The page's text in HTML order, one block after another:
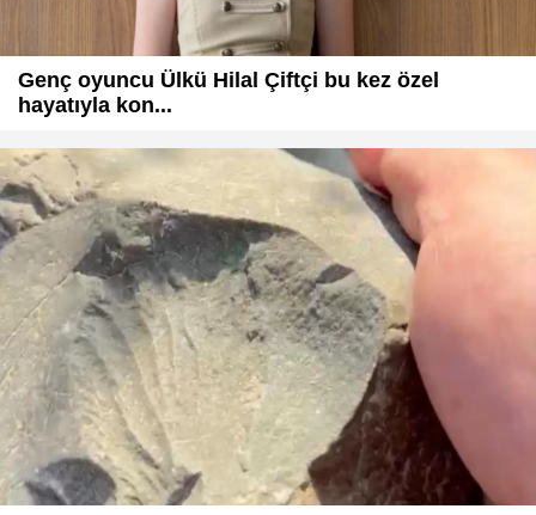
Genç oyuncu Ülkü Hilal Çiftçi bu kez özel
hayatıyla kon...